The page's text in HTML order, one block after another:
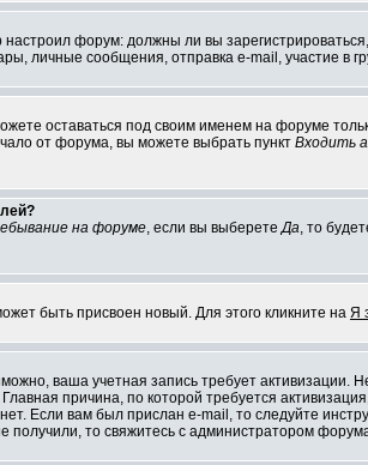
настроил форум: должны ли вы
личные сообщения, отправка e-mail, участие в
оставаться под своим именем на форуме
от форума, вы можете выбрать пункт Входить
на форуме, если вы выберетеДа, то
быть присвоен новый. Для этого кликните на Я
ваша учетная запись требует
причина, по которой требуется
Если вам был прислан e-mail, то следуйте
получили, то свяжитесь с администратором